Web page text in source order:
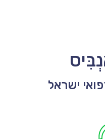
ישראל